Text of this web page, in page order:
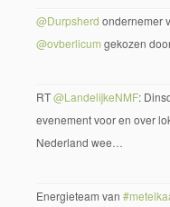
@Durpsherd ondernemer
@ovberlicum gekozen
RT@LandelijkeNMF:
evenement voor en over
Nederland wee…
Energieteam van